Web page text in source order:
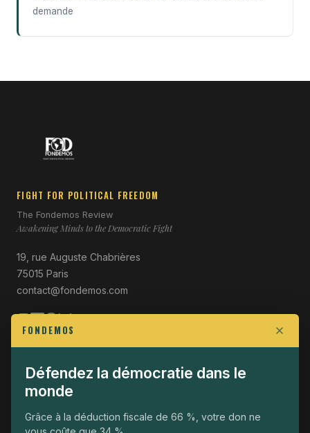
demande
FIGHT FOR POLITICAL FREEDOM
The Fondemos Review
Awakening Minds to the Democratic Fight
19, rue Auguste Chabrières
75015 Paris
contact@fondemos.com
Chaque mois, une sélection de nos publications.
FONDEMOS
Défendez la démocratie dans le
monde
Grâce à la déduction fiscale de 66 %, votre don ne